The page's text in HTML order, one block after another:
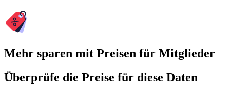
Mehr sparen mit Preisen für Mitglieder
Überprüfe die Preise für diese Daten